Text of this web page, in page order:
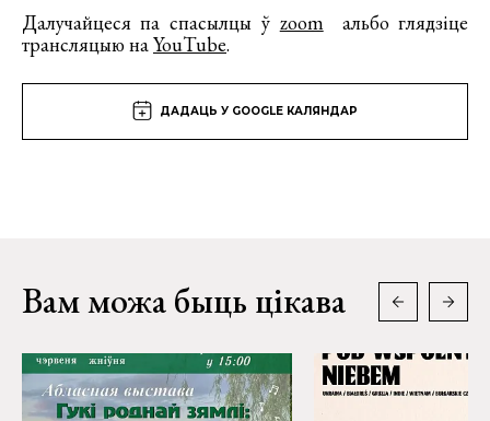
Далучайцеся па спасылцы ў zoomальбо глядзіце
трансляцыю наYouTube.
ДАДАЦЬ У GOOGLE КАЛЯНДАР
Вам можа быць цікава